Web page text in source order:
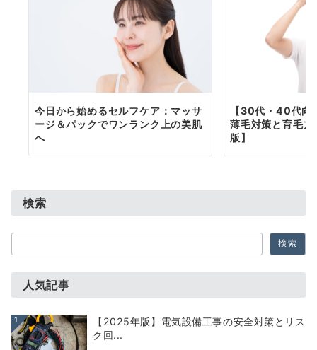
今日から始めるセルフケア：マッサ
ージ＆パックでワンランク上の美肌
へ
【30代・40代向
薄毛対策と育毛
版】
検索
索
検索
人気記事
1
【2025年版】電気設備工事の安全対策とリス
ク回...